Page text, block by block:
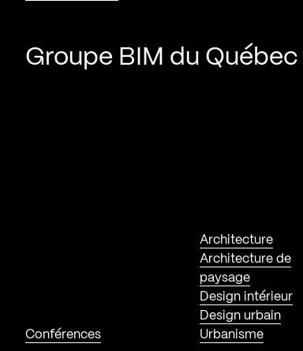
Groupe BIM du Québec
Conférences
Architecture
Architecture de
paysage
Design intérieur
Design urbain
Urbanisme